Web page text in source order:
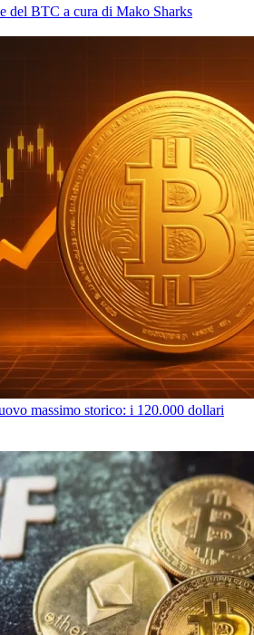
del BTC a cura di Mako Sharks
massimo storico: i 120.000 dollari